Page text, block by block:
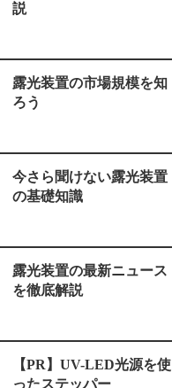
説
露光装置の市場規模を知
ろう
今さら聞けない露光装置
の基礎知識
露光装置の最新ニュース
を徹底解説
【PR】UV-LED光源を使
ったステッパー